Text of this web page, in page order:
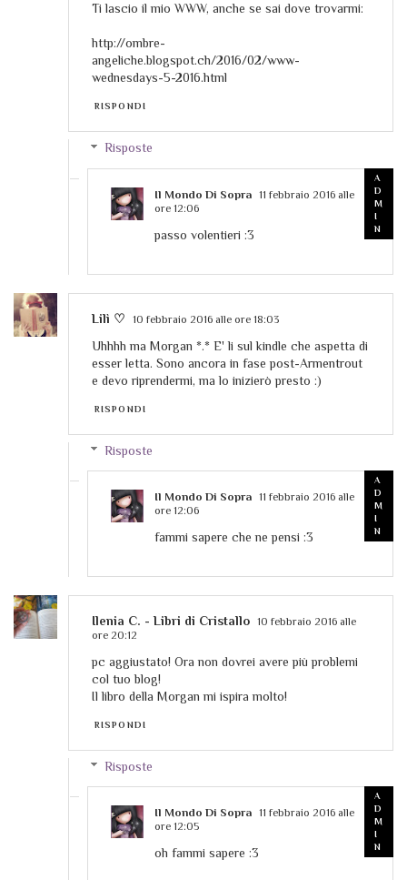
Ti lascio il mio WWW, anche se sai dove trovarmi:
http://ombre-
angeliche.blogspot.ch/2016/02/www-
wednesdays-5-2016.html
RISPONDI
Risposte
Il Mondo Di Sopra 11 febbraio 2016 alle
ore 12:06
passo volentieri :3
Lilì ♡ 10 febbraio 2016 alle ore 18:03
Uhhhh ma Morgan *.* E' li sul kindle che aspetta di
esser letta. Sono ancora in fase post-Armentrout
e devo riprendermi, ma lo inizierò presto :)
RISPONDI
Risposte
Il Mondo Di Sopra 11 febbraio 2016 alle
ore 12:06
fammi sapere che ne pensi :3
Ilenia C. - Libri di Cristallo 10 febbraio 2016 alle
ore 20:12
pc aggiustato! Ora non dovrei avere più problemi
col tuo blog!
Il libro della Morgan mi ispira molto!
RISPONDI
Risposte
Il Mondo Di Sopra 11 febbraio 2016 alle
ore 12:05
oh fammi sapere :3